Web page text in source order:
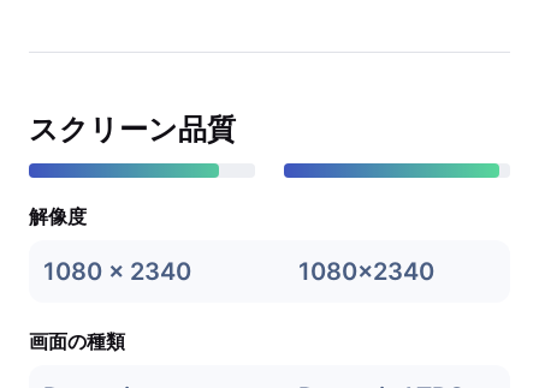
スクリーン品質
解像度
1080 x 2340 1080x2340
画面の種類